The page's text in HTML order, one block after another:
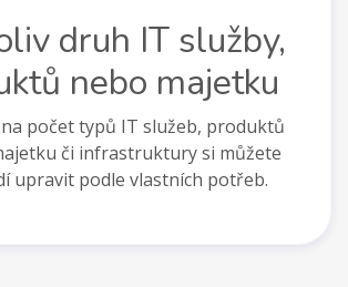
druh IT služby,
nebo majetku
počet typů IT služeb, produktů
či infrastruktury si můžete
upravit podle vlastních potřeb.